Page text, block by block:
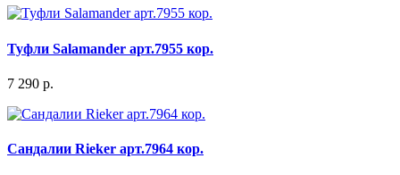
Туфли Salamander арт.7955 кор.
7 290 р.
Сандалии Rieker арт.7964 кор.